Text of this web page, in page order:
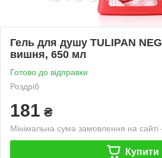
Гель для душу TULIPAN
вишня, 650 мл
Готово до відправки
Роздріб
181 ₴
Мінімальна сума замовлення на
Купити